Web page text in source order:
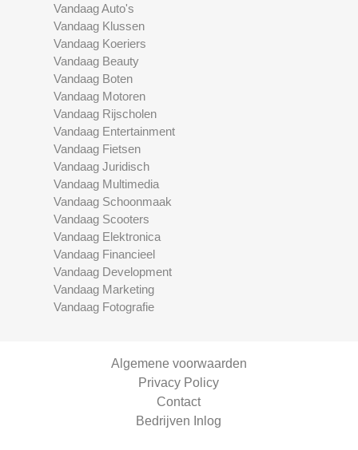
Vandaag Auto's
Vandaag Klussen
Vandaag Koeriers
Vandaag Beauty
Vandaag Boten
Vandaag Motoren
Vandaag Rijscholen
Vandaag Entertainment
Vandaag Fietsen
Vandaag Juridisch
Vandaag Multimedia
Vandaag Schoonmaak
Vandaag Scooters
Vandaag Elektronica
Vandaag Financieel
Vandaag Development
Vandaag Marketing
Vandaag Fotografie
Algemene voorwaarden
Privacy Policy
Contact
Bedrijven Inlog